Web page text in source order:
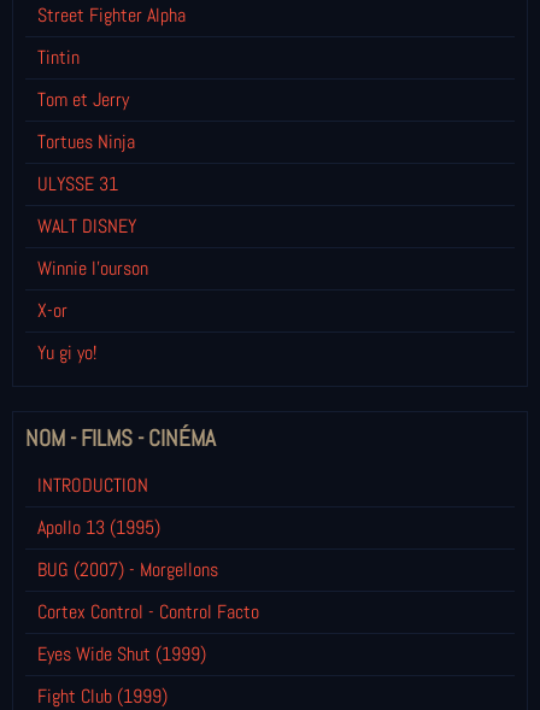
Street Fighter Alpha
Tintin
Tom et Jerry
Tortues Ninja
ULYSSE 31
WALT DISNEY
Winnie l’ourson
X-or
Yu gi yo!
NOM - FILMS - CINÉMA
INTRODUCTION
Apollo 13 (1995)
BUG (2007) - Morgellons
Cortex Control - Control Facto
Eyes Wide Shut (1999)
Fight Club (1999)